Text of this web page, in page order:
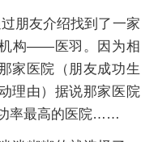
朋友介绍找到了一家
构——医羽。因为相
家医院（朋友成功生
理由）据说那家医院
率最高的医院……